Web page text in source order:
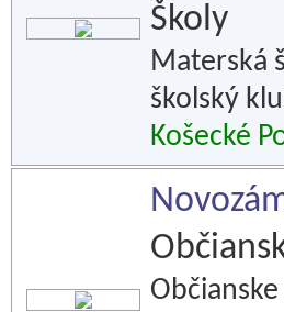
Školy
Materská
školský
Košecké